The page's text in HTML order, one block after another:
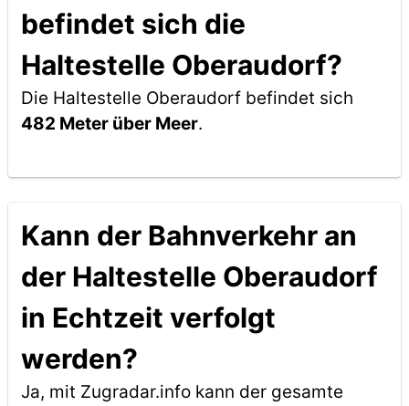
befindet sich die
Haltestelle Oberaudorf?
Die Haltestelle Oberaudorf befindet sich
482 Meter über Meer.
Kann der Bahnverkehr an
der Haltestelle Oberaudorf
in Echtzeit verfolgt
werden?
Ja, mit Zugradar.info kann der gesamte